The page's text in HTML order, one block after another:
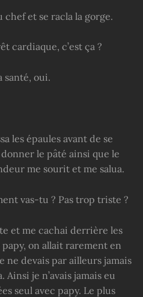
et se racla la gorge.
cardiaque, c’est ça ?
santé, oui.
les épaules avant de se
le pâté ainsi que le
me sourit et me salua.
vas-tu ? Pas trop triste ?
et me cachai derrière les
on allait rarement en
ne devais par ailleurs jamais
je n’avais jamais eu
seul avec papy. Le plus